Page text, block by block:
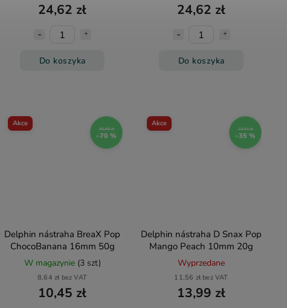
24,62 zł
Do koszyka
24,62 zł
Do koszyka
Akce
35,95 zł
–70 %
Delphin nástraha BreaX Pop
ChocoBanana 16mm 50g
W magazynie (3 szt)
8,64 zł bez VAT
10,45 zł
Akce
21,61 zł
–35 %
Delphin nástraha D Snax Pop
Mango Peach 10mm 20g
Wyprzedane
11,56 zł bez VAT
13,99 zł